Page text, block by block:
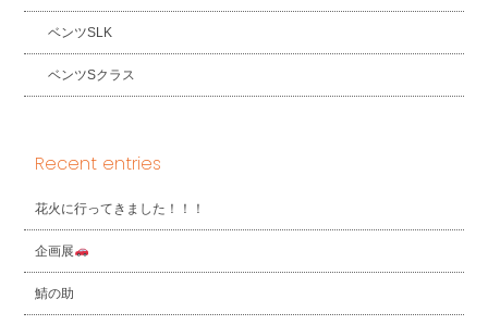
ベンツSLK
ベンツSクラス
Recent entries
花火に行ってきました！！！
企画展
鯖の助